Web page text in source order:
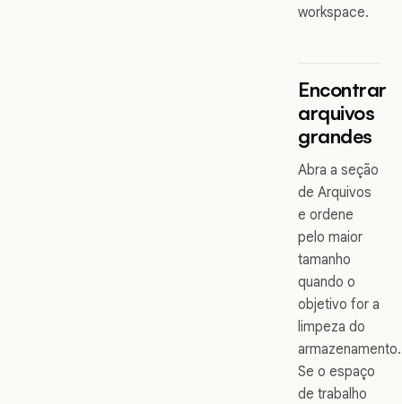
workspace.
Encontrar
arquivos
grandes
Abra a seção
de Arquivos
e ordene
pelo maior
tamanho
quando o
objetivo for a
limpeza do
armazenamento.
Se o espaço
de trabalho